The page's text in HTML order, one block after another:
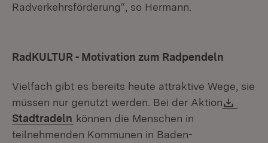
Radverkehrsförderung“, so Hermann.
RadKULTUR - Motivation zum Radpendeln
Vielfach gibt es bereits heute attraktive Wege, sie
müssen nur genutzt werden. Bei der Aktion
Stadtradeln (Öffnet in neuem Fenster)
können die Menschen in
teilnehmenden Kommunen in Baden-